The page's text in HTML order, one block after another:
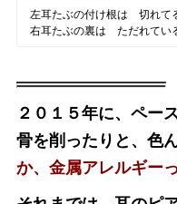
左耳たぶの付け根は 切れて
右耳たぶの裏は ただれてい
２０１５年に、ペー
骨を削ったりと、色
か、金属アレルギー